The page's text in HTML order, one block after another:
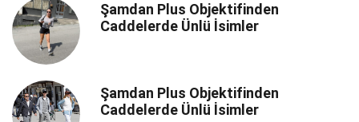
Şamdan Plus Objektifinden
Caddelerde Ünlü İsimler
Şamdan Plus Objektifinden
Caddelerde Ünlü İsimler